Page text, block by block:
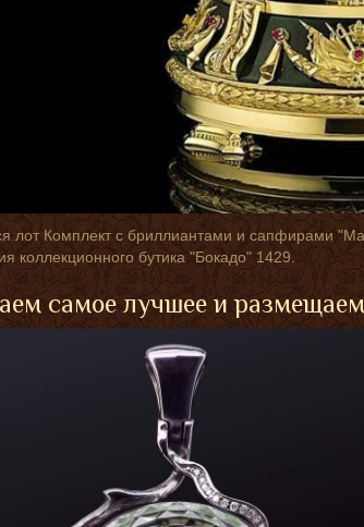
лот Комплект с бриллиантами и сапфирами
коллекционного бутика "Бокадо" 1429.
самое лучшее и